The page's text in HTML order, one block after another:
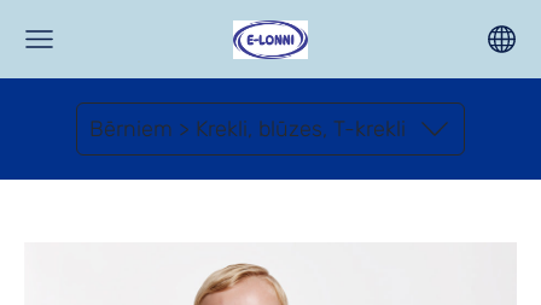
Bērniem > Krekli, blūzes, T-krekli